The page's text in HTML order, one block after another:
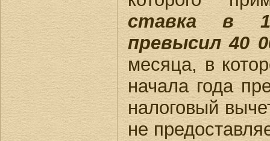
ставка в
превысил 40
месяца, в
начала года
налоговый
не